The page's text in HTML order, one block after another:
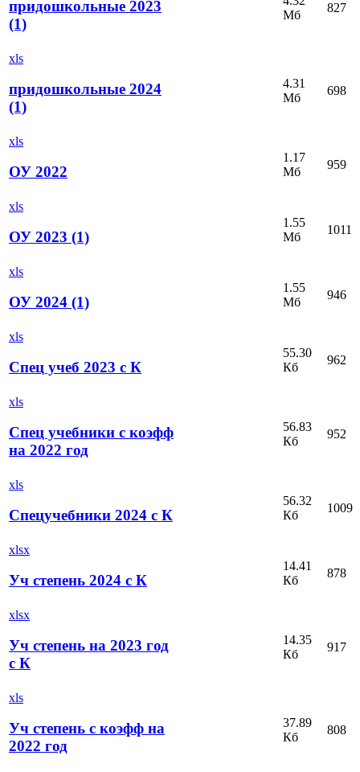
придошкольные 2023
(1)
Мб
827
xls
придошкольные 2024
(1)
4.31
Мб
698
xls
ОУ 2022
1.17
Мб
959
xls
ОУ 2023 (1)
1.55
Мб
1011
xls
ОУ 2024 (1)
1.55
Мб
946
xls
Спец учеб 2023 с К
55.30
Кб
962
xls
Спец учебники с коэфф
на 2022 год
56.83
Кб
952
xls
Спецучебники 2024 с К
56.32
Кб
1009
xlsx
Уч степень 2024 с К
14.41
Кб
878
xlsx
Уч степень на 2023 год
с К
14.35
Кб
917
xls
Уч степень с коэфф на
2022 год
37.89
Кб
808